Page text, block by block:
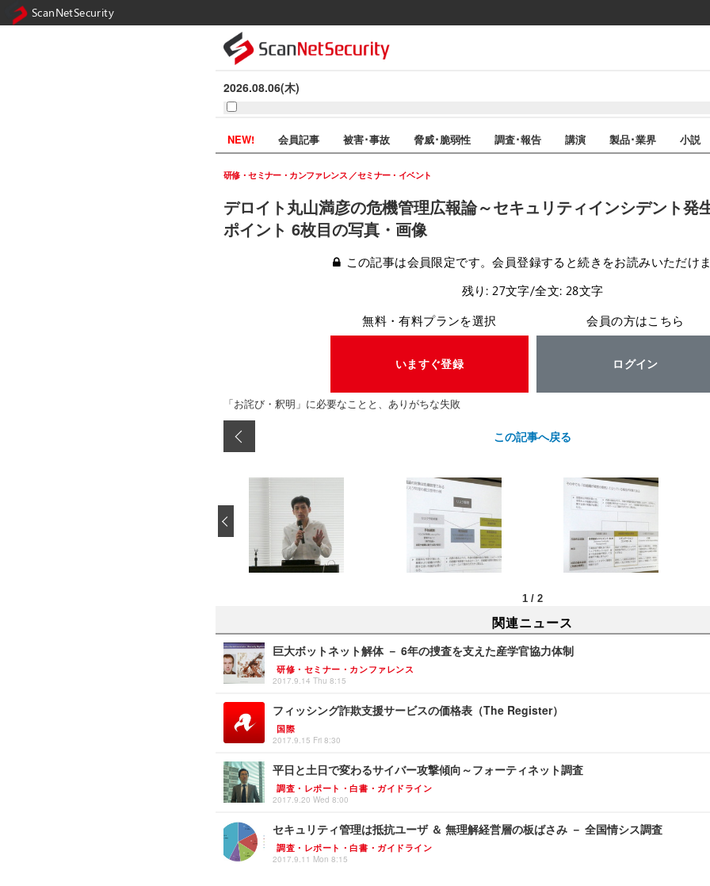
2026.08.06(木)
NEW! 会員記事 被害･事故 脅威･脆弱性 調査･報告 講演 製品･業界 小説
デロイト丸山満彦の危機管理広報論～セキュリティインシデント発
ポイント 6枚目の写真・画像
研修・セミナー・カンファレンス セミナー・イベント
この記事は会員限定です。会員登録すると続きをお読みいただけ
残り: 27文字/全文: 28文字
無料・有料プランを選択
いますぐ登録
会員の方はこちら
ログイン
「お詫び・釈明」に必要なことと、ありがちな失敗
この記事へ戻る
1 / 2
関連ニュース
巨大ボットネット解体 － 6年の捜査を支えた産学官協力体制
研修・セミナー・カンファレンス
2017.9.14 Thu 8:15
フィッシング詐欺支援サービスの価格表（The Register）
国際
2017.9.15 Fri 8:30
平日と土日で変わるサイバー攻撃傾向～フォーティネット調査
調査・レポート・白書・ガイドライン
2017.9.20 Wed 8:00
セキュリティ管理は抵抗ユーザ ＆ 無理解経営層の板ばさみ － 全国情シス調査
調査・レポート・白書・ガイドライン
2017.9.11 Mon 8:15
ScanNetSecurity